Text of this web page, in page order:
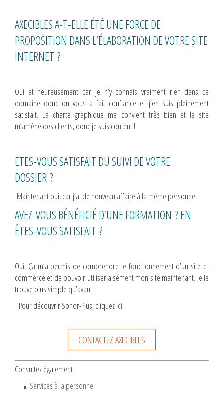
AXECIBLES A-T-ELLE ÉTÉ UNE FORCE DE
PROPOSITION DANS L’ÉLABORATION DE VOTRE SITE
INTERNET ?
Oui et heureusement car je n’y connais vraiment rien dans ce
domaine donc on vous a fait confiance et j’en suis pleinement
satisfait. La charte graphique me convient très bien et le site
m’amène des clients, donc je suis content !
ETES-VOUS SATISFAIT DU SUIVI DE VOTRE
DOSSIER ?
Maintenant oui, car j’ai de nouveau affaire à la même personne.
AVEZ-VOUS BÉNÉFICIÉ D’UNE FORMATION ? EN
ÊTES-VOUS SATISFAIT ?
Oui. Ça m’a permis de comprendre le fonctionnement d’un site e-
commerce et de pouvoir utiliser aisément mon site maintenant. Je le
trouve plus simple qu’avant.
Pour découvrir Sonor-Plus, cliquezici
CONTACTEZ AXECIBLES
Consultez également :
Services à la personne